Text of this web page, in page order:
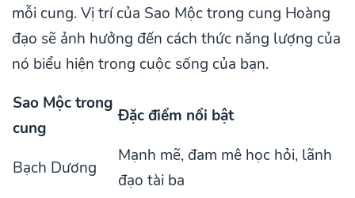
mỗi cung. Vị trí của Sao Mộc trong cung Hoàng
đạo sẽ ảnh hưởng đến cách thức năng lượng của
nó biểu hiện trong cuộc sống của bạn.
Sao Mộc trong
cung
Đặc điểm nổi bật
Bạch Dương
Mạnh mẽ, đam mê học hỏi, lãnh
đạo tài ba